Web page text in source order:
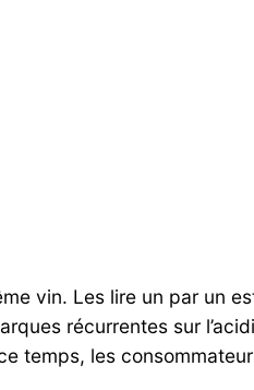
vin. Les lire un par un
récurrentes sur
temps, les